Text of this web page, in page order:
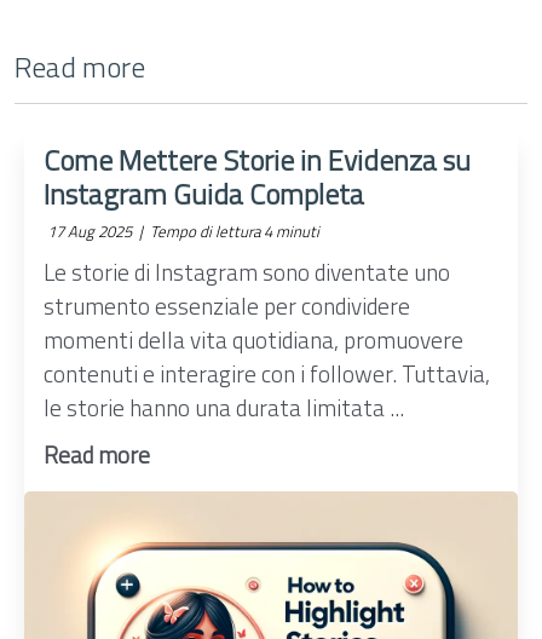
Read more
Come Mettere Storie in Evidenza su
Instagram Guida Completa
17 Aug 2025 | Tempo di lettura 4 minuti
Le storie di Instagram sono diventate uno
strumento essenziale per condividere
momenti della vita quotidiana, promuovere
contenuti e interagire con i follower. Tuttavia,
le storie hanno una durata limitata ...
Read more